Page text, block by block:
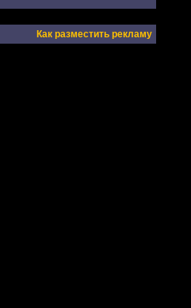
Как разместить рекламу